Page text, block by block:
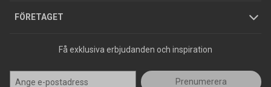
FÖRETAGET
Press
Få exklusiva erbjudanden och inspiration
Prenumerera